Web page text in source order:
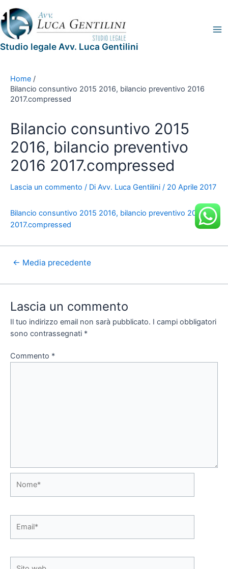
al
contenuto
Studio legale Avv. Luca Gentilini
Home
Bilancio consuntivo 2015 2016, bilancio preventivo 2016
2017.compressed
Bilancio consuntivo 2015
2016, bilancio preventivo
2016 2017.compressed
Lascia un commento / Di Avv. Luca Gentilini / 20 Aprile 2017
Bilancio consuntivo 2015 2016, bilancio preventivo 2016
2017.compressed
articoli
← Media precedente
Lascia un commento
Il tuo indirizzo email non sarà pubblicato. I campi obbligatori
sono contrassegnati *
Commento *